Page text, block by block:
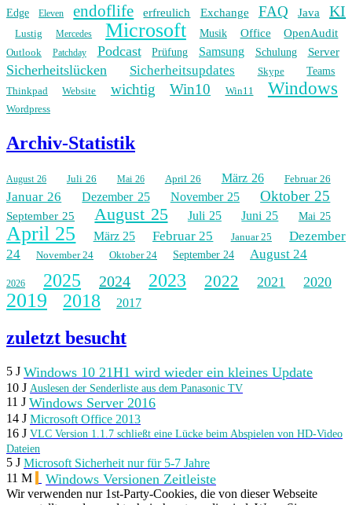
Edge Eleven endoflife erfreulich Exchange FAQ Java KI
Lustig Mercedes Microsoft Musik Office OpenAudit
Outlook Patchday Podcast Prüfung Samsung Schulung Server
Sicherheitslücken Sicherheitsupdates Skype
Teams
Thinkpad
Website wichtig Win10 Win11 Windows
Wordpress
Archiv-Statistik
August 26 Juli 26 Mai 26 April 26 März 26 Februar 26
Januar 26 Dezember 25 November 25 Oktober 25
September 25 August 25 Juli 25 Juni 25 Mai 25
April 25 März 25 Februar 25 Januar 25
Dezember
24
November 24 Oktober 24 September 24 August 24
2026 2025 2024 2023 2022 2021 2020
2019 2018 2017
zuletzt besucht
5 J Windows 10 21H1 wird wieder ein kleines Update
10 J Auslesen der Senderliste aus dem Panasonic TV
11 J Windows Server 2016
14 J Microsoft Office 2013
16 J VLC Version 1.1.7 schließt eine Lücke beim Abspielen von HD-Video
Dateien
5 J Microsoft Sicherheit nur für 5-7 Jahre
11 M
Windows Versionen Zeitleiste
Wir verwenden nur 1st-Party-Cookies, die von dieser Webseite